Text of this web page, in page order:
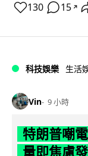
130 15 ↗
科技娛樂 生活
Vin 9 小時
特朗普嘲
量即焦慮